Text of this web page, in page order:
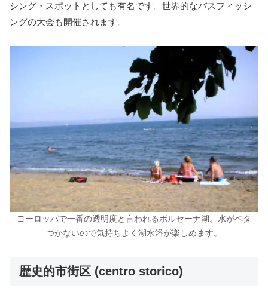
シング・スポットとしても有名です。世界的なバスフィッシ
ングの大会も開催されます。
ヨーロッパで一番の透明度と言われるボルセーナ湖。水がベタ
つかないので気持ちよく湖水浴が楽しめます。
歴史的市街区 (centro storico)